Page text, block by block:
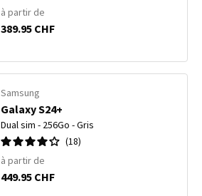
à partir de
389.95 CHF
Samsung
Galaxy S24+
Dual sim - 256Go - Gris
18
à partir de
449.95 CHF